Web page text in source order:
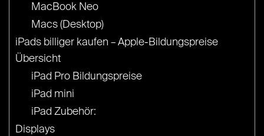
MacBook Neo
Macs (Desktop)
iPads billiger kaufen – Apple-Bildungspreise
Übersicht
iPad Pro Bildungspreise
iPad mini
iPad Zubehör:
Displays